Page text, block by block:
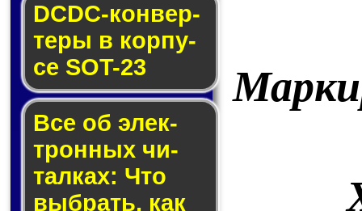
DCDC-кон­вер­
те­ры в кор­пу­
се SOT-23
Все об элек­
трон­ных чи­
тал­ках: Что
выб­рать, как